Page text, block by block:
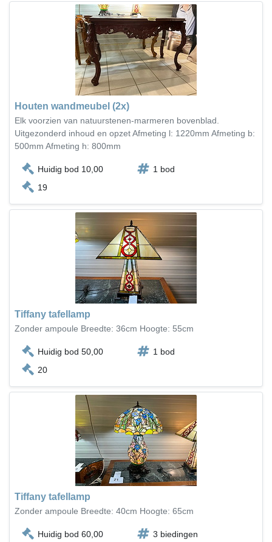
Houten wandmeubel (2x)
Elk voorzien van natuurstenen-marmeren bovenblad.
Uitgezonderd inhoud en opzet Afmeting l: 1220mm Afmeting b:
500mm Afmeting h: 800mm
Huidig bod 10,00
1 bod
19
Tiffany tafellamp
Zonder ampoule Breedte: 36cm Hoogte: 55cm
Huidig bod 50,00
1 bod
20
Tiffany tafellamp
Zonder ampoule Breedte: 40cm Hoogte: 65cm
Huidig bod 60,00
3 biedingen